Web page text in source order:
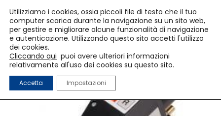
Utilizziamo i cookies, ossia piccoli file di testo che il tuo
computer scarica durante la navigazione su un sito web,
per gestire e migliorare alcune funzionalità di navigazione
e autenticazione. Utilizzando questo sito accetti l'utilizzo
dei cookies.
Cliccando qui puoi avere ulteriori informazioni
relativamente all'uso dei cookies su questo sito.
Accetta Impostazioni